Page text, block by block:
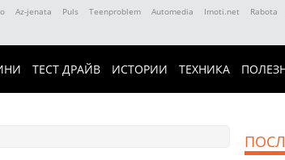
Az-jenata Puls Teenproblem Automedia Imoti.net Rabota
ТЕСТ ДРАЙВ ИСТОРИИ ТЕХНИКА